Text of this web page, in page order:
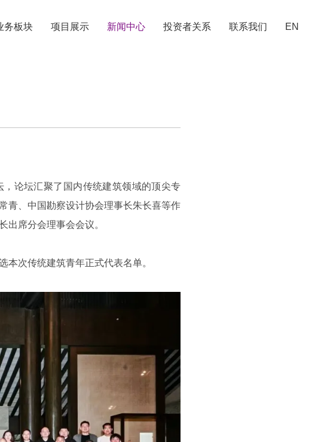
务板块 项目展示 新闻中心 投资者关系 联系我们 EN
论坛汇聚了国内传统建筑领域的顶尖专
青、中国勘察设计协会理事长朱长喜等作
出席分会理事会会议。
本次传统建筑青年正式代表名单。